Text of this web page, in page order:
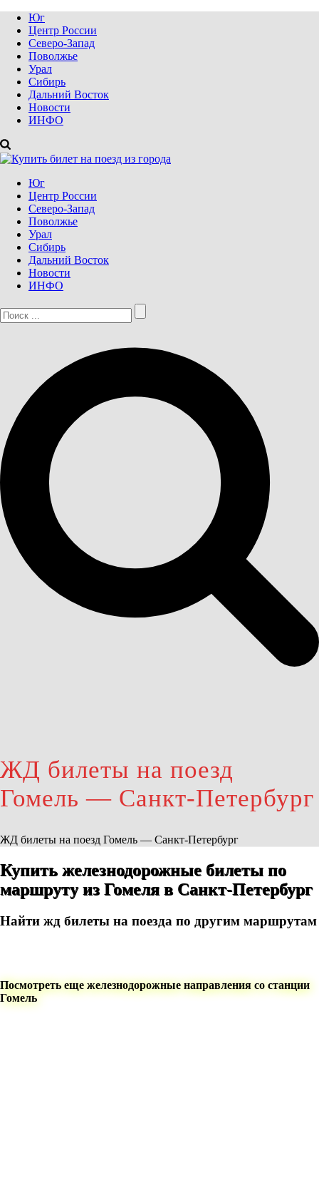
Юг
Центр России
Северо-Запад
Поволжье
Урал
Сибирь
Дальний Восток
Новости
ИНФО
Юг
Центр России
Северо-Запад
Поволжье
Урал
Сибирь
Дальний Восток
Новости
ИНФО
ЖД билеты на поезд
Гомель — Санкт-Петербург
ЖД билеты на поезд Гомель — Санкт-Петербург
Купить железнодорожные билеты по
маршруту из Гомеля в Санкт-Петербург
Найти жд билеты на поезда по другим маршрутам
Посмотреть еще железнодорожные направления со станции
Гомель